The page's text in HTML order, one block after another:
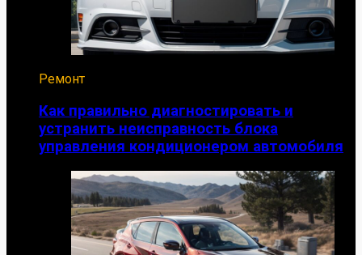
Ремонт
Как правильно диагностировать и
устранить неисправность блока
управления кондиционером автомобиля